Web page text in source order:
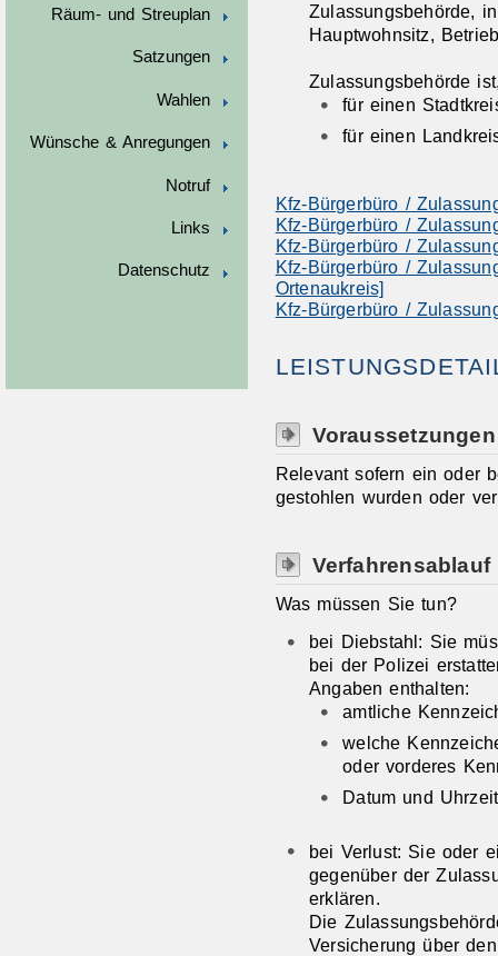
Räum- und Streuplan
Satzungen
Wahlen
Wünsche & Anregungen
Notruf
Links
Datenschutz
Zulassungsbehörde,
Hauptwohnsitz,
Zulassungsbehörde
für einen
für einen
Kfz-Bürgerbüro /
Kfz-Bürgerbüro /
Kfz-Bürgerbüro /
Kfz-Bürgerbüro /
Ortenaukreis]
Kfz-Bürgerbüro /
Voraussetzungen
Relevant sofern ein oder
gestohlen wurden oder
Verfahrensablauf
Was müssen Sie tun?
bei Diebstahl: Sie
bei der Polizei
Angaben enthalten:
amtliche
welche
oder vorderes
Datum und
bei Verlust: Sie oder
gegenüber der
erklären.
Die
Versicherung über